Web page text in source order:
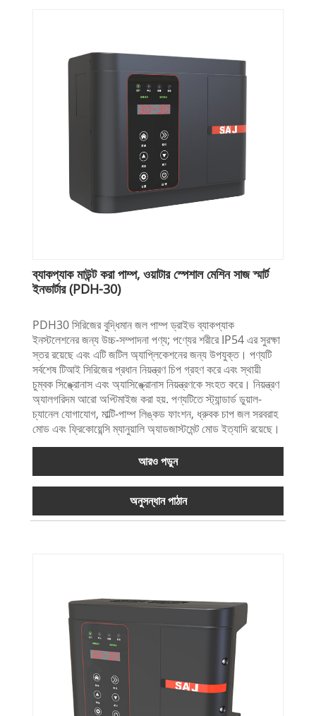
ব্যাকপ্যাক মাউন্ট করা পাম্প, ওয়াটার স্পেশাল মেশিন সাজ স্মার্ট
ইনভার্টার (PDH-30)
PDH30 সিরিজের বুদ্ধিমান জল পাম্প ড্রাইভ ব্যাকপ্যাক
ইনস্টলেশনের জন্য উচ্চ-সম্পাদনা পণ্য; পণ্যের শরীরে IP54 এর সুরক্ষা
স্তর রয়েছে এবং এটি জটিল অ্যাপ্লিকেশনের জন্য উপযুক্ত। পণ্যটি
সর্বশেষ টিআই সিরিজের প্রধান নিয়ন্ত্রণ চিপ গ্রহণ করে এবং স্থায়ী
চুম্বক সিঙ্ক্রোনাস এবং অ্যাসিঙ্ক্রোনাস নিয়ন্ত্রণকে সংহত করে। নিয়ন্ত্রণ
অ্যালগরিদম আরো অপ্টিমাইজ করা হয়. পণ্যটিতে স্ট্যান্ডার্ড ডুয়াল-
চ্যানেল যোগাযোগ, মাল্টি-পাম্প লিঙ্কড ফাংশন, ধ্রুবক চাপ জল সরবরাহ
মোড এবং ফ্রিকোয়েন্সি ম্যানুয়ালি অ্যাডজাস্টমেন্ট মোড ইত্যাদি রয়েছে।
আরও পড়ুন
অনুসন্ধান পাঠান